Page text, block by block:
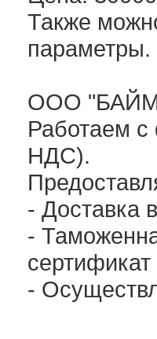
Также
параметры.
OОO
Работаем
НДС).
- Доставка
-
-